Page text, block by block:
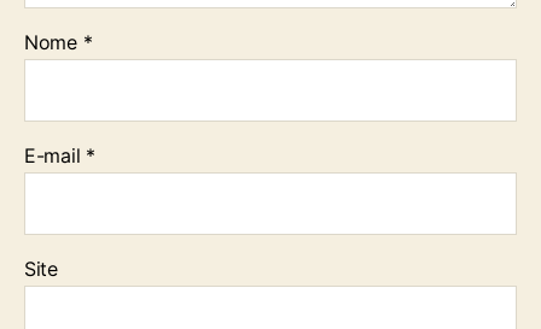
Nome *
E-mail *
Site